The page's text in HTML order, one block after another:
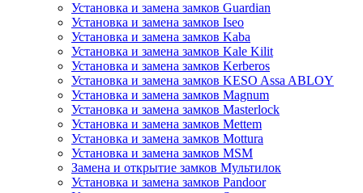
Установка и замена замков Guardian
Установка и замена замков Iseo
Установка и замена замков Kaba
Установка и замена замков Kale Kilit
Установка и замена замков Kerberos
Установка и замена замков KESO Assa ABLOY
Установка и замена замков Magnum
Установка и замена замков Masterlock
Установка и замена замков Mettem
Установка и замена замков Mottura
Установка и замена замков MSM
Замена и открытие замков Мультилок
Установка и замена замков Pandoor